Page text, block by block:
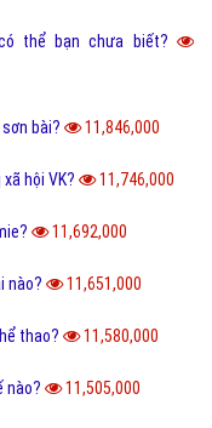
thể bạn chưa biết?
bài? 11,846,000
hội VK? 11,746,000
11,692,000
nào? 11,651,000
thao? 11,580,000
nào? 11,505,000